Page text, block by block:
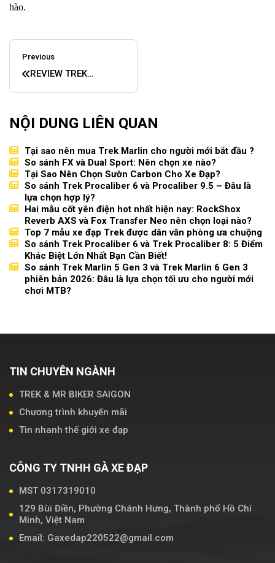
hào.
Previous
REVIEW TREK
“DỄ THỞ” CHO NGƯỜI
NỘI DUNG LIÊN QUAN
Tại sao nên mua Trek Marlin cho người mới bắt đầu ?
So sánh FX và Dual Sport: Nên chọn xe nào?
Tại Sao Nên Chọn Sườn Carbon Cho Xe Đạp?
So sánh Trek Procaliber 6 và Procaliber 9.5 – Đâu là
lựa chọn hợp lý?
Hai mẫu cốt yên điện hot nhất hiện nay: RockShox
Reverb AXS và Fox Transfer Neo nên chọn loại nào?
Top 7 mẫu xe đạp Trek được dân văn phòng ưa chuộng
So sánh Trek Procaliber 6 và Trek Procaliber 8: 5 Điểm
Khác Biệt Lớn Nhất Bạn Cần Biết!
So sánh Trek Marlin 5 Gen 3 và Trek Marlin 6 Gen 3
phiên bản 2026: Đâu là lựa chọn tối ưu cho người mới
chơi MTB?
TIN CHUYÊN NGÀNH
TREK & MR BIKER SAIGON
Chương trình khuyến mãi
Tin nhanh thế giới xe đạp
CÔNG TY TNHH GÀ XE ĐẠP
MST 0317319010
129 Bùi Điền, Phường Chánh Hưng, Thành phố Hồ Chí
Minh, Việt Nam
Email: Gaxedap220522@gmail.com